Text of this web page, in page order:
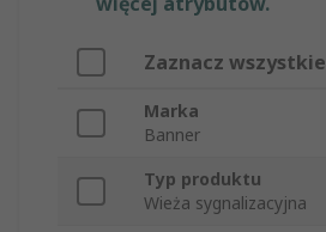
Zaznacz wszystkie
Marka
Banner
Typ produktu
Wieża sygnalizacyjna